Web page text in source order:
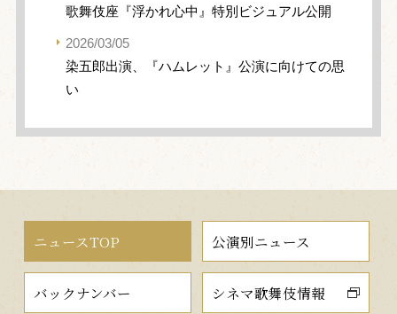
歌舞伎座『浮かれ心中』特別ビジュアル公開
2026/03/05
染五郎出演、『ハムレット』公演に向けての思
い
ニュースTOP 公演別ニュース
バックナンバー シネマ歌舞伎情報